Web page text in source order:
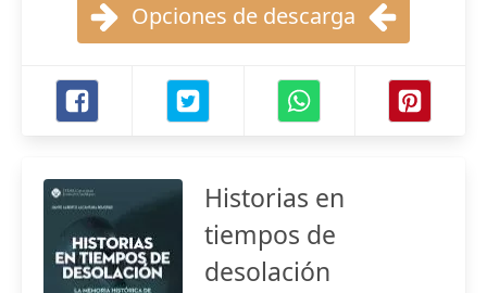
Opciones de descarga
Historias en
tiempos de
desolación